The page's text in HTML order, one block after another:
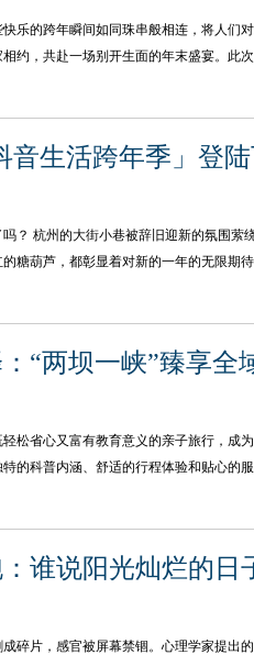
乐的跨年瞬间如同珠串般相连，将人们
约，共赴一场别开生面的年末盛宴。此
音生活跨年季」登
？ 杭州的大街小巷被辞旧迎新的氛围萦
糖葫芦，都彰显着对新的一年的无限期
“两坝一峡”臻享全
松省心又富有教育意义的亲子旅行，成
的科普内涵、舒适的行程体验和贴心的
谁说阳光灿烂的日
碎片，感官被屏幕禁锢。心理学家提出